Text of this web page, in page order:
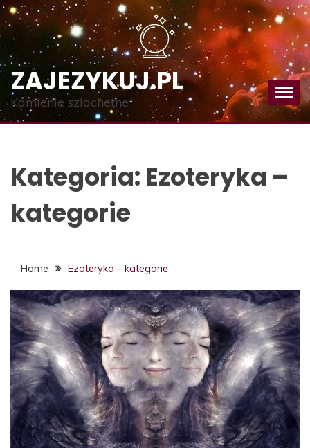
Skip
to
content
ZAJEZYKUJ.PL
Kamienie szlachetne
Kategoria: Ezoteryka –
kategorie
Home Ezoteryka – kategorie